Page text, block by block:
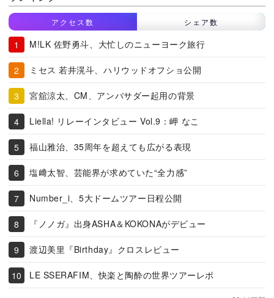
アクセス数 シェア数
M!LK 佐野勇斗、大忙しのニューヨーク旅行
ミセス 若井滉斗、ハリウッドオフショ公開
宮舘涼太、CM、アンバサダー起用の背景
Liella! リレーインタビュー Vol.9：岬 なこ
福山雅治、35周年を超えても広がる表現
塩﨑太智、芸能界が求めていた“全力感”
Number_i、5大ドームツアー日程公開
『ノノガ』出身ASHA＆KOKONAがデビュー
渡辺美里『Birthday』クロスレビュー
LE SSERAFIM、快楽と陶酔の世界ツアーレポ